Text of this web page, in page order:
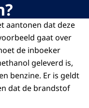
aantonen dat deze
gaat over
de inboeker
geleverd is,
benzine. Er is geldt
dat de brandstof